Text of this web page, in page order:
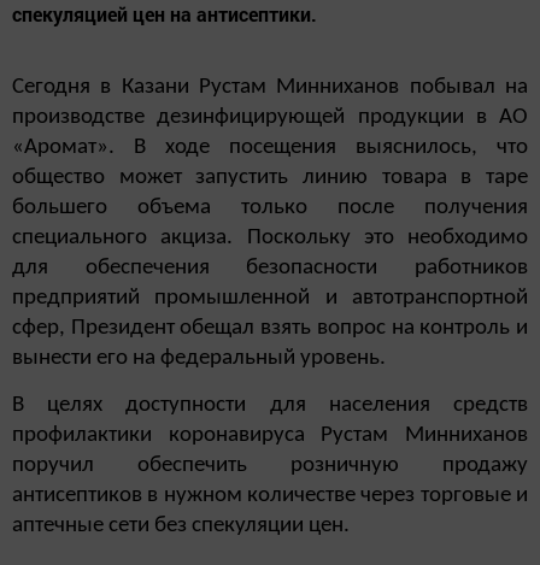
спекуляцией цен на антисептики.
Сегодня в Казани Рустам Минниханов побывал на
производстве дезинфицирующей продукции в АО
«Аромат». В ходе посещения выяснилось, что
общество может запустить линию товара в таре
большего объема только после получения
специального акциза. Поскольку это необходимо
для обеспечения безопасности работников
предприятий промышленной и автотранспортной
сфер, Президент обещал взять вопрос на контроль и
вынести его на федеральный уровень.
В целях доступности для населения средств
профилактики коронавируса Рустам Минниханов
поручил обеспечить розничную продажу
антисептиков в нужном количестве через торговые и
аптечные сети без спекуляции цен.